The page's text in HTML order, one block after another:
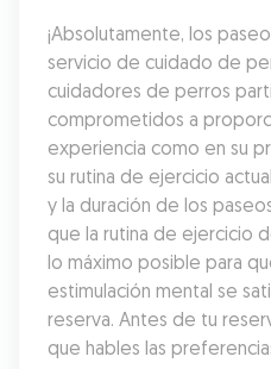
¡Absolutamente, los
servicio de cuidado de
cuidadores de perros
comprometidos a
experiencia como en su
su rutina de ejercicio
y la duración de los
que la rutina de ejercicio
lo máximo posible para
estimulación mental se
reserva. Antes de tu
que hables las